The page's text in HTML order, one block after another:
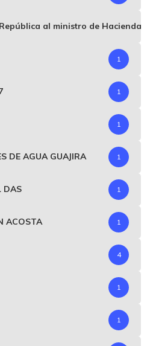
al ministro de Hacienda
1
1
1
DE AGUA GUAJIRA 1
DAS 1
ACOSTA 1
4
1
1